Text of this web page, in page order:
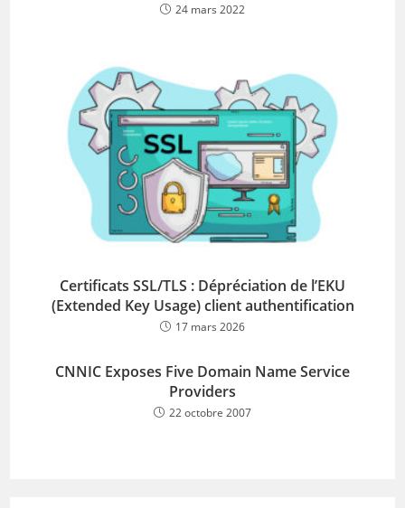
24 mars 2022
Certificats SSL/TLS : Dépréciation de l’EKU
(Extended Key Usage) client authentification
17 mars 2026
CNNIC Exposes Five Domain Name Service
Providers
22 octobre 2007